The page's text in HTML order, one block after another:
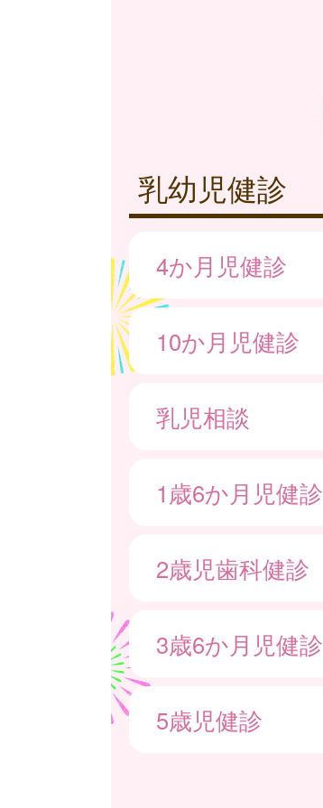
乳幼児健診
4か月児健診
10か月児健診
乳児相談
1歳6か月児健診
2歳児歯科健診
3歳6か月児健診
5歳児健診